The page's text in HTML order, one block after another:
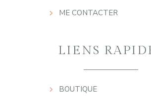
ME CONTACTER
LIENS
BOUTIQUE